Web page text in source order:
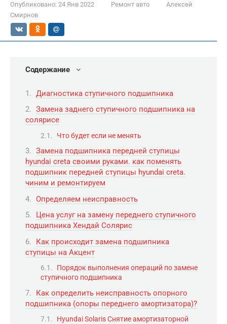
Опубликовано: 24 Янв 2022 Ремонт авто
Алексей
Смирнов
Содержание
Диагностика ступичного подшипника
Замена заднего ступичного подшипника на
солярисе
Что будет если не менять
Замена подшипника передней ступицы
hyundai creta своими руками. как поменять
подшипник передней ступицы hyundai creta.
чиним и ремонтируем
Определяем неисправность
Цена услуг на замену переднего ступичного
подшипника Хендай Солярис
Как происходит замена подшипника
ступицы на Акцент
Порядок выполнения операций по замене
ступичного подшипника
Как определить неисправность опорного
подшипника (опоры переднего амортизатора)?
Hyundai Solaris Снятие амортизаторной